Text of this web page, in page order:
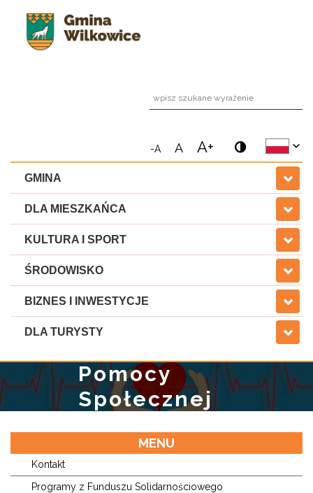
-A A A+
GMINA
DLA MIESZKAŃCA
KULTURA I SPORT
ŚRODOWISKO
BIZNES I INWESTYCJE
DLA TURYSTYGminny
Pomocy
Społecznej
Wilkowicach
MENU
Kontakt
Programy z Funduszu Solidarnościowego